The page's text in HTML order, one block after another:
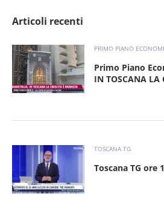
Articoli recenti
PRIMO PIANO
Primo Piano
IN TOSCANA LA
TOSCANA TG
Toscana TG ore